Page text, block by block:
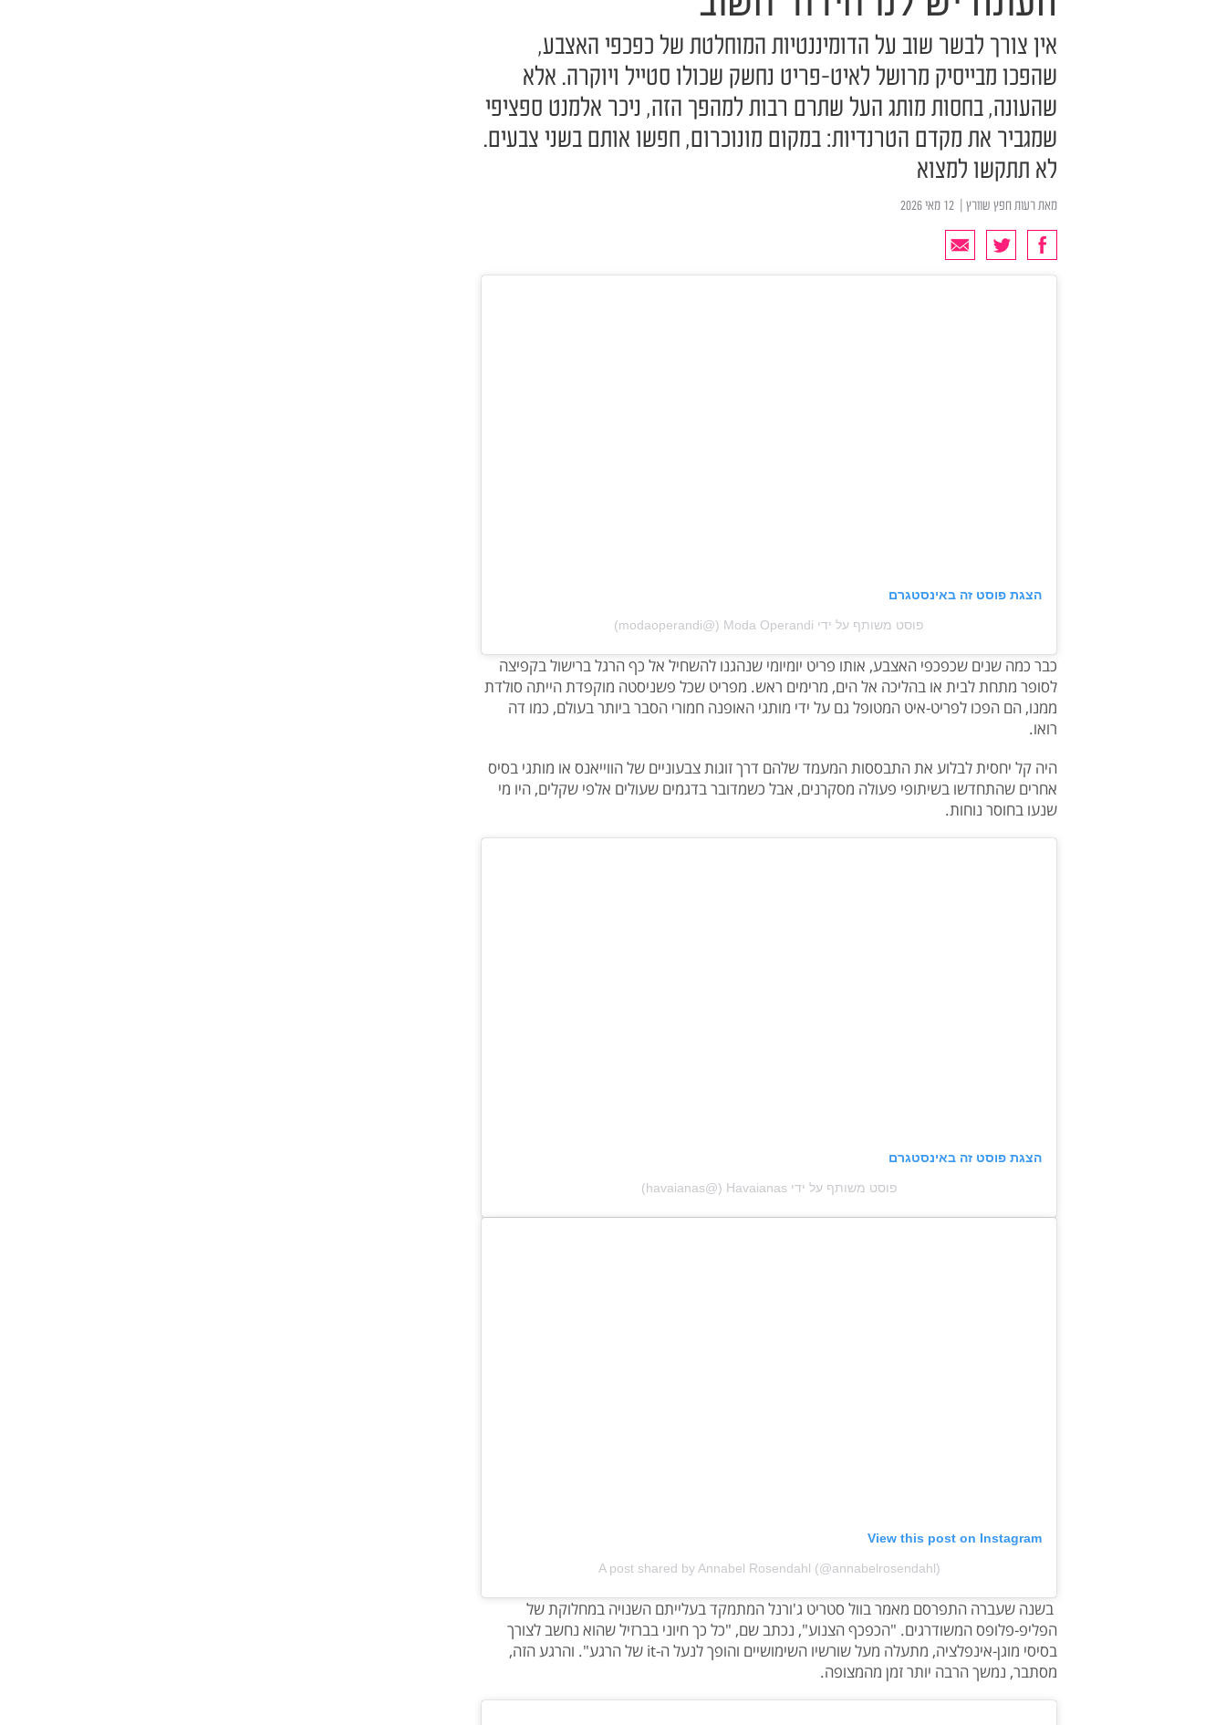
אין צורך לבשר שוב על הדומיננטיות המוחלטת של כפכפי האצבע,
שהפכו מבייסיק מרושל לאיט-פריט נחשק שכולו סטייל ויוקרה. אלא
שהעונה, בחסות מותג העל שתרם רבות למהפך הזה, ניכר אלמנט ספציפי
שמגביר את מקדם הטרנדיות: במקום מונוכרום, חפשו אותם בשני צבעים.
לא תתקשו למצוא
מאתרעות חפץ שוורץ
הצגת פוסט זה באינסטגרם
פוסט משותף על ידי ‏‎Moda Operandi‎‏ (@‏‎modaoperandi‎‏)
כבר כמה שנים שכפכפי האצבע, אותו פריט יומיומי שנהגנו להשחיל אל כף הרגל ברישול בקפיצה
לסופר מתחת לבית או בהליכה אל הים, מרימים ראש. מפריט שכל פשניסטה מוקפדת הייתה סולדת
ממנו, הם הפכו לפריט-איט המטופל גם על ידי מותגי האופנה חמורי הסבר ביותר בעולם, כמו דה
רואו.
היה קל יחסית לבלוע את התבססות המעמד שלהם דרך זוגות צבעוניים של הווייאנס או מותגי בסיס
אחרים שהתחדשו בשיתופי פעולה מסקרנים, אבל כשמדובר בדגמים שעולים אלפי שקלים, היו מי
שנעו בחוסר נוחות.
הצגת פוסט זה באינסטגרם
פוסט משותף על ידי ‏‎Havaianas‎‏ (@‏‎havaianas‎‏)
View this post on Instagram
A post shared by Annabel Rosendahl (@annabelrosendahl)
בשנה שעברה התפרסם מאמר בוול סטריט ג'ורנל המתמקד בעלייתם השנויה במחלוקת של
הפליפ-פלופס המשודרגים. "הכפכף הצנוע", נכתב שם, "כל כך חיוני בברזיל שהוא נחשב לצורך
בסיסי מוגן-אינפלציה, מתעלה מעל שורשיו השימושיים והופך לנעל ה-it של הרגע". והרגע הזה,
מסתבר, נמשך הרבה יותר זמן מהמצופה.